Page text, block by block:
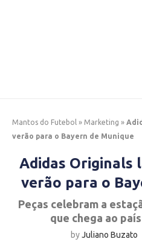
Mantos do Futebol » Marketing »
verão para o Bayern de Munique
Adidas Originals
verão para o
Peças celebram a
que chega ao
byJuliano Buzato